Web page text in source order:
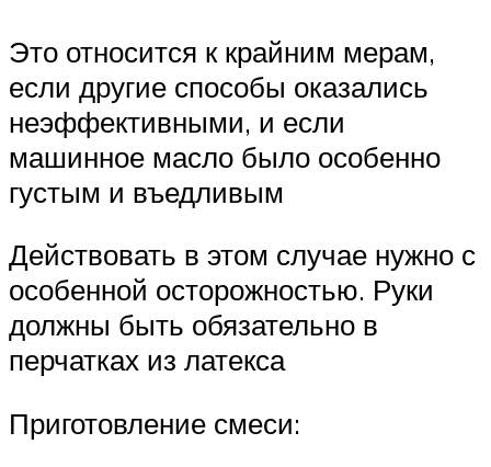
Это относится к крайним мерам,
если другие способы оказались
неэффективными, и если
машинное масло было особенно
густым и въедливым
Действовать в этом случае нужно с
особенной осторожностью. Руки
должны быть обязательно в
перчатках из латекса
Приготовление смеси: